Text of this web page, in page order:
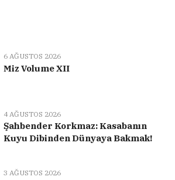
6 AĞUSTOS 2026
Miz Volume XII
4 AĞUSTOS 2026
Şahbender Korkmaz: Kasabanın
Kuyu Dibinden Dünyaya Bakmak!
3 AĞUSTOS 2026